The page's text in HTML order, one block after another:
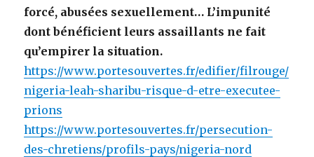
forcé, abusées sexuellement… L’impunité
dont bénéficient leurs assaillants ne fait
qu’empirer la situation.
https://www.portesouvertes.fr/edifier/filrouge/
nigeria-leah-sharibu-risque-d-etre-executee-
prions
https://www.portesouvertes.fr/persecution-
des-chretiens/profils-pays/nigeria-nord